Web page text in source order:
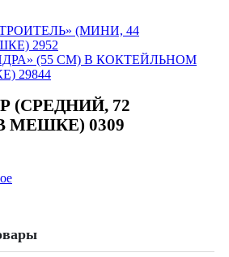
(МИНИ, 44
2952
(55 СМ) В КОКТЕЙЛЬНОМ
29844
(СРЕДНИЙ, 72
МЕШКЕ) 0309